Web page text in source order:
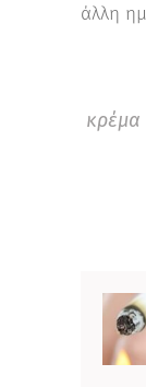
άλλη
κρέμα